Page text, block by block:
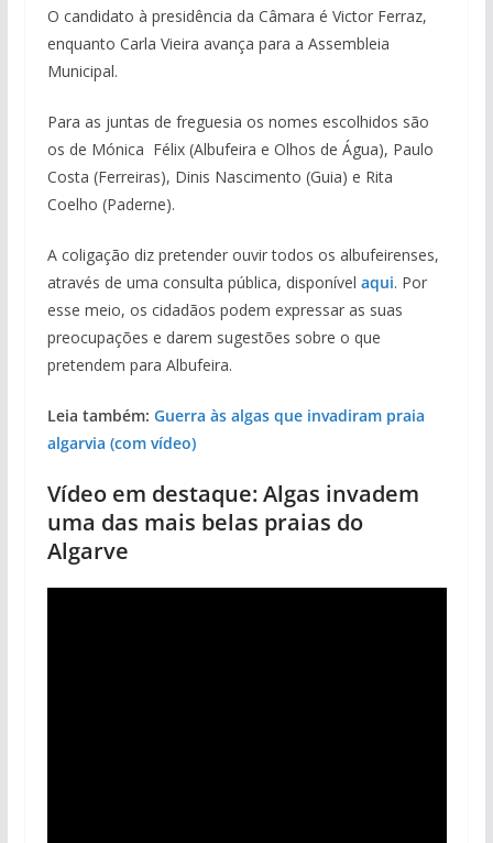
O candidato à presidência da Câmara é Victor Ferraz,
enquanto Carla Vieira avança para a Assembleia
Municipal.
Para as juntas de freguesia os nomes escolhidos são
os de Mónica Félix (Albufeira e Olhos de Água), Paulo
Costa (Ferreiras), Dinis Nascimento (Guia) e Rita
Coelho (Paderne).
A coligação diz pretender ouvir todos os albufeirenses,
através de uma consulta pública, disponível aqui. Por
esse meio, os cidadãos podem expressar as suas
preocupações e darem sugestões sobre o que
pretendem para Albufeira.
Leia também: Guerra às algas que invadiram praia
algarvia (com vídeo)
Vídeo em destaque: Algas invadem
uma das mais belas praias do
Algarve